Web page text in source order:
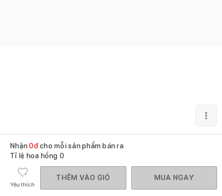
Nhận 0đcho mỗi sản phẩm bán ra
Tỉ lệ hoa hồng 0
Yêu thích
THÊM VÀO GIỎ MUA NGAY